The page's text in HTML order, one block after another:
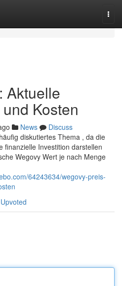
Aktuelle
Kosten
News
Discuss
diskutiertes Thema , da die
finanzielle Investition darstellen
Wegovy Wert je nach Menge
64243634/wegovy-preis-